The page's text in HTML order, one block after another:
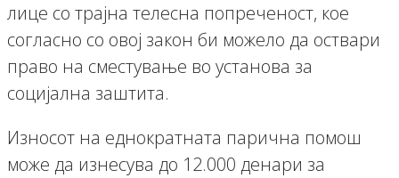
лице со трајна телесна попреченост, кое
согласно со овој закон би можело да оствари
право на сместување во установа за
социјална заштита.
Износот на еднократната парична помош
може да изнесува до 12.000 денари за